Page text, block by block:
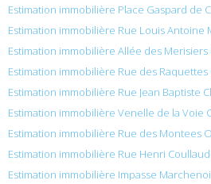
Estimation immobilière Place Gaspard de
Estimation immobilière Rue Louis Antoine
Estimation immobilière Allée des Merisiers
Estimation immobilière Rue des Raquettes
Estimation immobilière Rue Jean Baptiste
Estimation immobilière Venelle de la Voie
Estimation immobilière Rue des Montees
Estimation immobilière Rue Henri
Estimation immobilière Impasse